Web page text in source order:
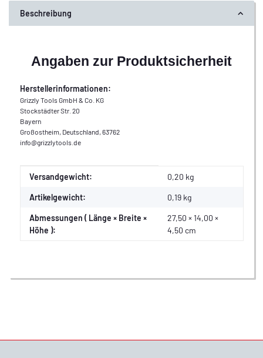
Beschreibung
Angaben zur Produktsicherheit
Herstellerinformationen:
Grizzly Tools GmbH & Co. KG
Stockstädter Str. 20
Bayern
Großostheim, Deutschland, 63762
info@grizzlytools.de
Produkteigenschaft
Wert
Versandgewicht: 0,20 kg
Artikelgewicht: 0,19 kg
Abmessungen ( Länge × Breite ×
Höhe ):
27,50 × 14,00 ×
4,50 cm